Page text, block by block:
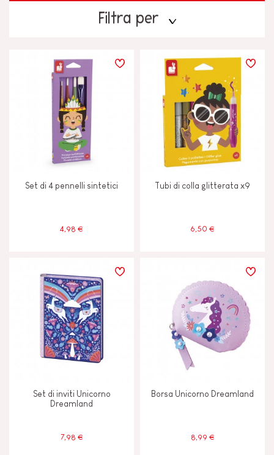
Filtra per
TIPI DI APPRENDIMENTO
Costruire e progettare
Immaginare, inventare e creare
Leggere, scrivere e contare
Scoprire e sperimentare
4 - 5 anni
6 - 7 anni
Set di 4 pennelli sintetici
4,98 €
Tubi di colla glitterata x9
6,50 €
Set di inviti Unicorno
Dreamland
7,98 €
Borsa Unicorno Dreamland
8,99 €